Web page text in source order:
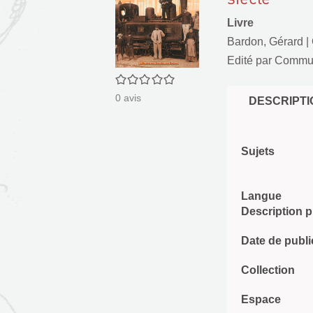
0/5
0 avis
Livre
Bardon, Gérard
Edité par
Sujets
Langue
Description
Date de
Collection
Espace